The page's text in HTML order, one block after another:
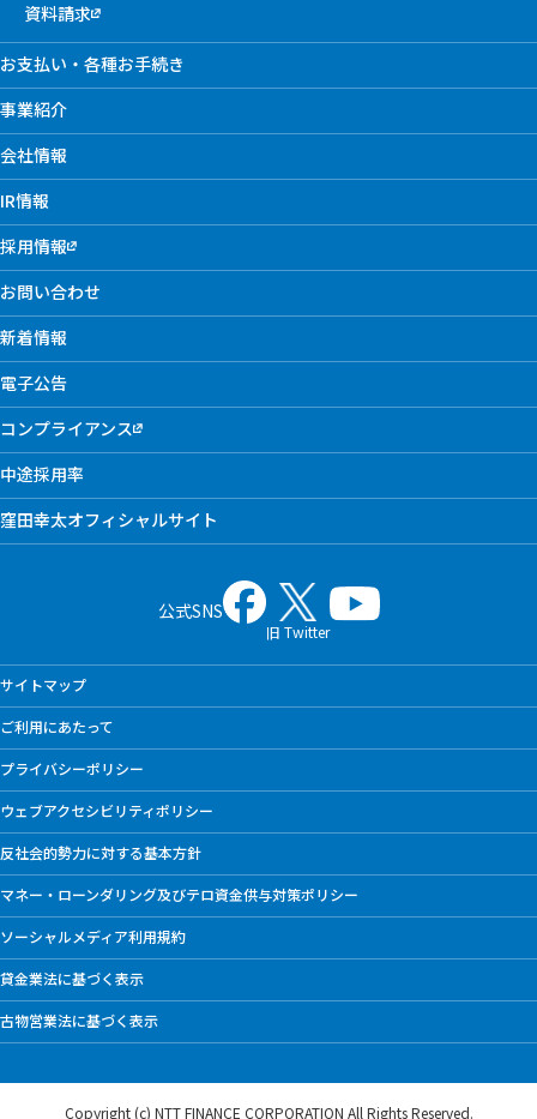
資料請求
お支払い・各種お手続き
事業紹介
会社情報
IR情報
採用情報
お問い合わせ
新着情報
電子公告
コンプライアンス
中途採用率
窪田幸太オフィシャルサイト
公式SNS
旧 Twitter
サイトマップ
ご利用にあたって
プライバシーポリシー
ウェブアクセシビリティポリシー
反社会的勢力に対する基本方針
マネー・ローンダリング及びテロ資金供与対策ポリシー
ソーシャルメディア利用規約
貸金業法に基づく表示
古物営業法に基づく表示
Copyright (c) NTT FINANCE CORPORATION All Rights Reserved.